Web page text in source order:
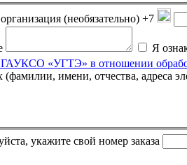
(необязательно) +7
Я
«УГТЭ» в отношении
он не пришёл на указанный e-mail (эл. адрес), либо письмо пришло пустым, пожалуйста, укажите свой номер заказа